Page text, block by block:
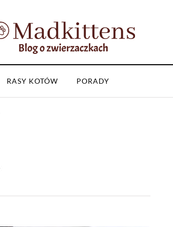
RASY KOTÓW PORADY